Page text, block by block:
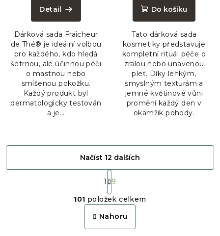
Detail
Dárková sada Fraîcheur
de Thé® je ideální volbou
pro každého, kdo hledá
šetrnou, ale účinnou péči
o mastnou nebo
smíšenou pokožku.
Každý produkt byl
dermatologicky testován
a je...
Do košíku
Tato dárková sada
kosmetiky představuje
kompletní rituál péče o
zralou nebo unavenou
pleť. Díky lehkým,
smyslným texturám a
jemné květinové vůni
promění každý den v
okamžik pohody.
O
v
l
á
Načíst 12 dalších
S
t
r
á
n
k
o
1
9
101 položek celkem
Nahoru